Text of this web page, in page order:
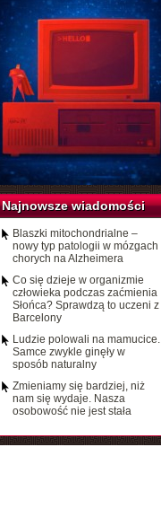
Najnowsze wiadomości
Blaszki mitochondrialne –
nowy typ patologii w mózgach
chorych na Alzheimera
Co się dzieje w organizmie
człowieka podczas zaćmienia
Słońca? Sprawdzą to uczeni z
Barcelony
Ludzie polowali na mamucice.
Samce zwykle ginęły w
sposób naturalny
Zmieniamy się bardziej, niż
nam się wydaje. Nasza
osobowość nie jest stała